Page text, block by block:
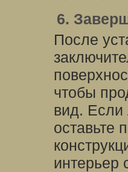
6.
После
чтобы
вид. Если
оставьте
интерьер